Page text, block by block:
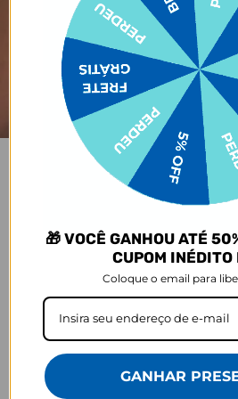
COPO LIFE
Alça lateral
Tampa anti
vazamento
🎁 VOCÊ GANHOU ATÉ
CUPOM INÉDITO
Coloque o email para
GANHAR